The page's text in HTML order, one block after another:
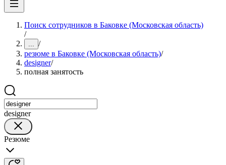
Поиск сотрудников в Баковке (Московская область)
/
... /
резюме в Баковке (Московская область)/
designer/
полная занятость
designer
Резюме